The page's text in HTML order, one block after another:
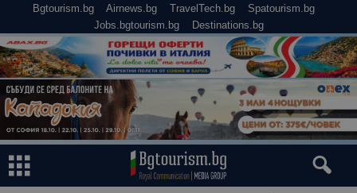
Bgtourism.bg Airnews.bg TravelTech.bg
Spatourism.bg
Jobs.bgtourism.bg
Destinations.bg